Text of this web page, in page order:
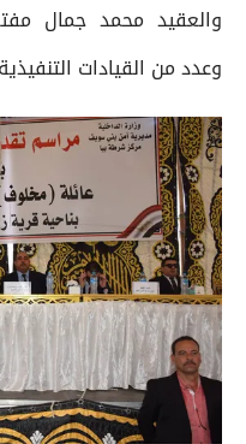
والعقيد محمد جمال
وعدد من القيادات